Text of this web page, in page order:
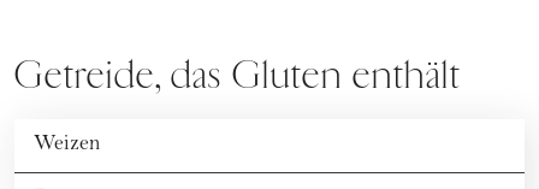
Getreide, das Gluten enthält
Weizen